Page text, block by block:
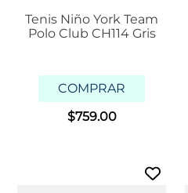
Tenis Niño York Team
Polo Club CH114 Gris
COMPRAR
$759.00